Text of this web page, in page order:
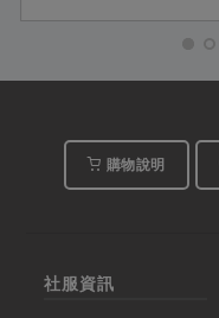
二種銀髮友善調理包洋
蔥燉牛肉與京醬燒肉上
架，這次，先來了解這
購物說明
社服資訊